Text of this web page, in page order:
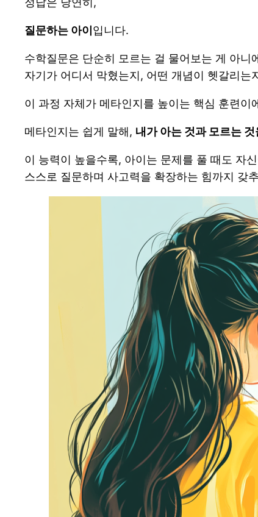
질문하는 아이입니다.
수학질문은 단순히 모르는 걸 물어보는 게 아니
자기가 어디서 막혔는지, 어떤 개념이 헷갈리
이 과정 자체가 메타인지를 높이는 핵심 훈련이
메타인지는 쉽게 말해, 내가 아는 것과 모르는
이 능력이 높을수록, 아이는 문제를 풀 때도 자
스스로 질문하며 사고력을 확장하는 힘까지 갖